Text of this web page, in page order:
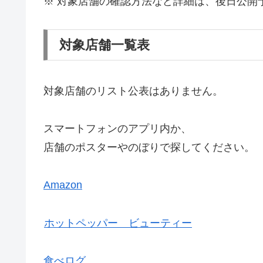
対象店舗一覧表
対象店舗のリスト公表はありません。
スマートフォンのアプリ内か、
店舗のポスターやのぼりで探してください。
Amazon
ホットペッパー ビューティー